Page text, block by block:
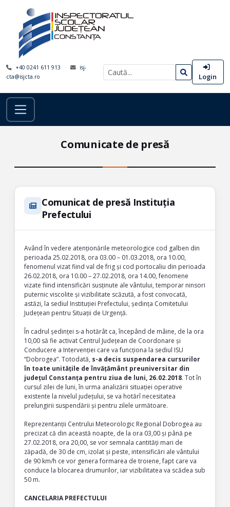
+40 0241 611 913
isj-
cta@isjcta.ro
Login
Comunicate de presă
Comunicat de presă Instituția
Prefectului
Având în vedere atenționările meteorologice cod galben din
perioada 25.02.2018, ora 03.00 – 01.03.2018, ora 10.00,
fenomenul vizat fiind val de frig și cod portocaliu din perioada
26.02.2018, ora 10.00 – 27.02.2018, ora 14.00, fenomene
vizate fiind intensificări susținute ale vântului, temporar ninsori
puternic viscolite și vizibilitate scăzută, a fost convocată,
astăzi, la sediul Instituției Prefectului, ședința Comitetului
Județean pentru Situații de Urgență.
În cadrul ședinței s-a hotărât ca, începând de mâine, de la ora
10,00 să fie activat Centrul Județean de Coordonare și
Conducere a Intervenției care va funcționa la sediul ISU
“Dobrogea”. Totodată, s-a decis suspendarea cursurilor
în toate unitățile de învățământ preuniversitar din
județul Constanța pentru ziua de luni, 26.02.2018. Tot în
cursul zilei de luni, în urma analizării situației operative
existente la nivelul județului, se va hotărî necesitatea
prelungirii suspendării și pentru zilele următoare.
Reprezentanții Centrului Meteorologic Regional Dobrogea au
precizat că din această noapte, de la ora 03,00 și până pe
27.02.2018, ora 20,00, se vor semnala cantități mari de
zăpadă, de 30 de cm, izolat și peste, intensificări ale vântului
de 90 km/h ce vor genera formarea de troiene, fapt care va
conduce la blocarea drumurilor, iar vizibilitatea va scădea sub
50 m.
CANCELARIA PREFECTULUI